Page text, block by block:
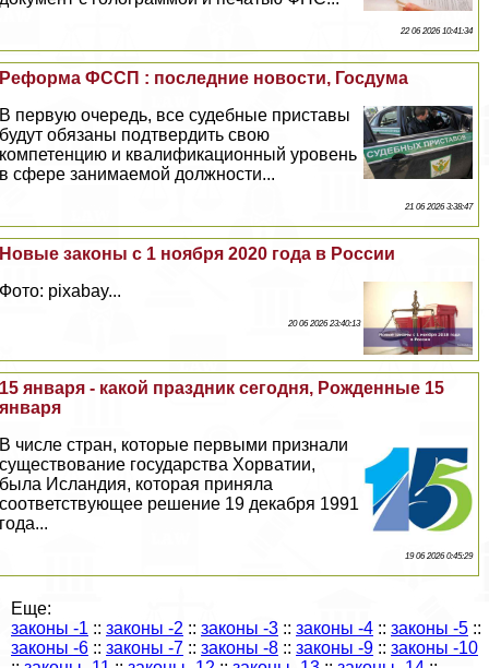
22 06 2026 10:41:34
Реформа ФССП : последние новости, Госдума
В первую очередь, все судебные приставы
будут обязаны подтвердить свою
компетенцию и квалификационный уровень
в сфере занимаемой должности...
21 06 2026 3:38:47
Новые законы с 1 ноября 2020 года в России
Фото: pixabay...
20 06 2026 23:40:13
15 января - какой праздник сегодня, Рожденные 15
января
В числе стран, которые первыми признали
существование государства Хорватии,
была Исландия, которая приняла
соответствующее решение 19 декабря 1991
года...
19 06 2026 0:45:29
Еще:
законы -1 :: законы -2 :: законы -3 :: законы -4 :: законы -5 ::
законы -6 :: законы -7 :: законы -8 :: законы -9 :: законы -10